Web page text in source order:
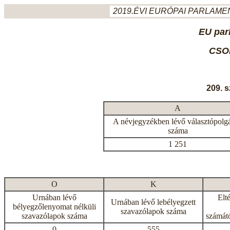
2019.ÉVI EURÓPAI
EU
209.
A
A névjegyzékben lévő
száma
1 251
O
K
Urnában lévő
bélyegzőlenyomat nélküli
szavazólapok száma
Urnában lévő lebélyegzett
szavazólapok száma